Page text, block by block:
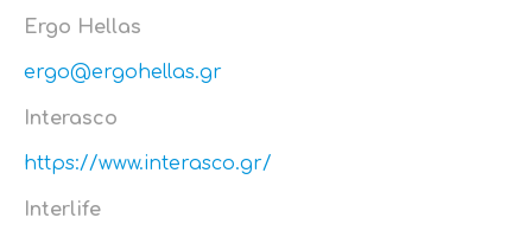
Ergo Hellas
ergo@ergohellas.gr
Interasco
https://www.interasco.gr/
Interlife